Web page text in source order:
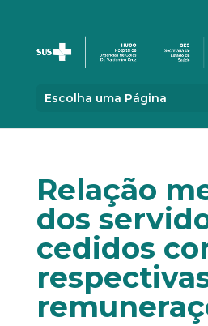
Escolha uma Página
Relação
dos
cedidos